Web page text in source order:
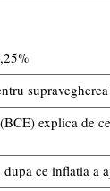
explica de
ce inflatia a